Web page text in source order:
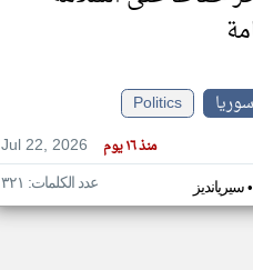
Politics
Jul 22, 2026
منذ ١٦ يوم
سيريانديز• عدد الكلمات: ٣٢١